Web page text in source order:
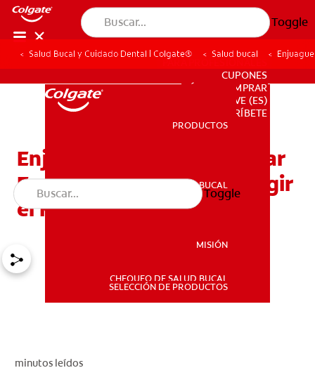
Toggle
PRODUCTOS
SALUD BUCAL
PARA PROFESIONALES
CUPONES
DÓNDE COMPRAR
VE (ES)
SUSCRÍBETE
PRODUCTOS
SALUD BUCAL
MISIÓN
CHEQUEO DE SALUD BUCAL
SELECCIÓN DE PRODUCTOS
Toggle
Salud Bucal y Cuidado Dental | Colgate® Salud bucal
Enjuague para Desinflamar
Encías: Consejos para Elegir
el Mejor
minutos leídos